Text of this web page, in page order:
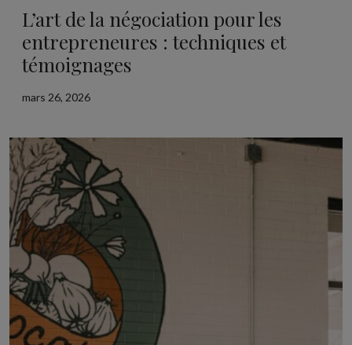
L’art de la négociation pour les
entrepreneures : techniques et
témoignages
mars 26, 2026